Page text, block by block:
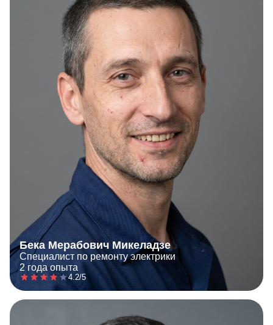
Бека Мерабович Микеладзе
Специалист по ремонту электрики
2 года опыта
4.2/5